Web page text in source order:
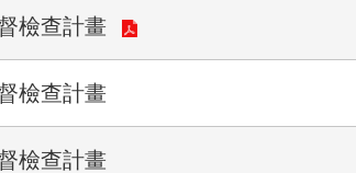
檢查計畫
檢查計畫
檢查計畫